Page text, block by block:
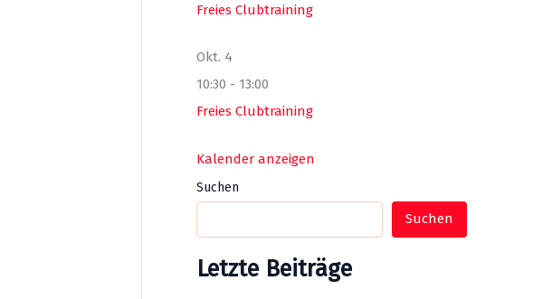
Freies Clubtraining
Okt. 4
10:30 - 13:00
Freies Clubtraining
Kalender anzeigen
Suchen
Suchen
Letzte Beiträge